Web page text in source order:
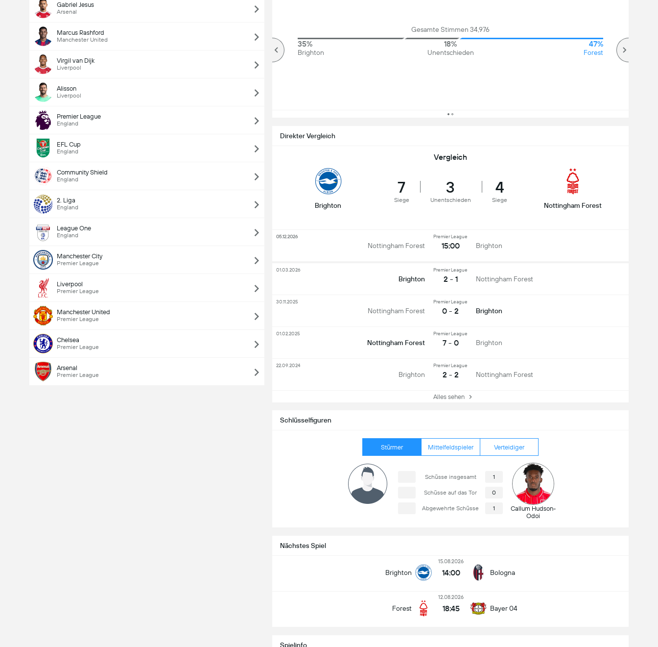
Gabriel Jesus
Arsenal
Marcus Rashford
Manchester United
Virgil van Dijk
Liverpool
Alisson
Liverpool
Premier League
England
EFL Cup
England
Community Shield
England
2. Liga
England
League One
England
Manchester City
Premier League
Liverpool
Premier League
Manchester United
Premier League
Chelsea
Premier League
Arsenal
Premier League
Nächstes Spiel
Brighton
15.08.2026
14:00 Bologna
Forest
12.08.2026
18:45 Bayer 04
Schlüsselfiguren
Stürmer Mittelfeldspieler Verteidiger
Schüsse insgesamt 1
Schüsse auf das Tor 0
Abgewehrte Schüsse 1
Callum Hudson-
Odoi
Spielinfo
Gesamte Stimmen 34,976
35%
Brighton
18%
Unentschieden
47%
Forest
Gesamte Stimmen 1,585
Direkter Vergleich
Vergleich
Brighton
7
Siege
3
Unentschieden
4
Siege
Nottingham Forest
Nottingham Forest
Premier League
15:00 Brighton
05.12.2026
Brighton
Premier League
2 - 1 Nottingham Forest
01.03.2026
Nottingham Forest
Premier League
0 - 2 Brighton
30.11.2025
Nottingham Forest
Premier League
7 - 0 Brighton
01.02.2025
Brighton
Premier League
2 - 2 Nottingham Forest
22.09.2024
Alles sehen